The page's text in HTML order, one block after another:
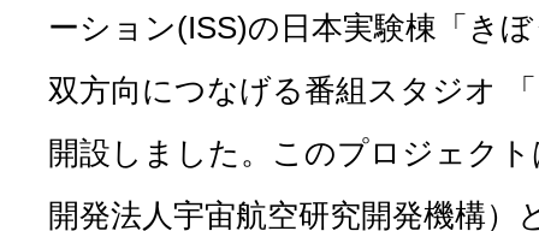
ーション(ISS)の日本実験棟「き
双方向につなげる番組スタジオ
開設しました。このプロジェク
開発法人宇宙航空研究開発機構）